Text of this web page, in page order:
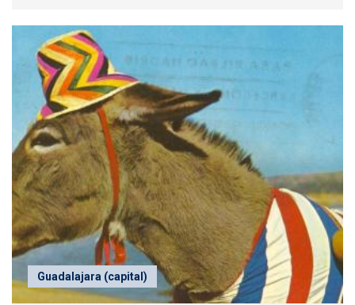
Guadalajara (capital)